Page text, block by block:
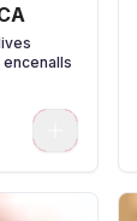
encenalls